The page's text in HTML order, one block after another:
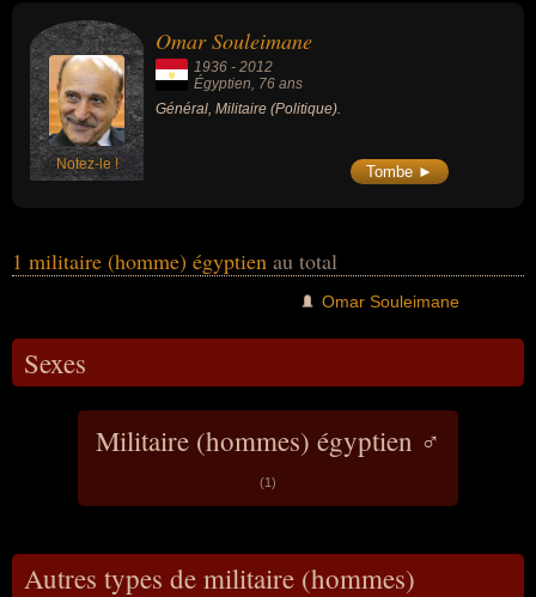
Notez-le !
Omar Souleimane
1936 - 2012
Égyptien, 76 ans
Général, Militaire (Politique).
Tombe ►
1 militaire (homme) égyptien au total
Omar Souleimane
Sexes
Militaire (hommes) égyptien ♂
(1)
Autres types de militaire (hommes)